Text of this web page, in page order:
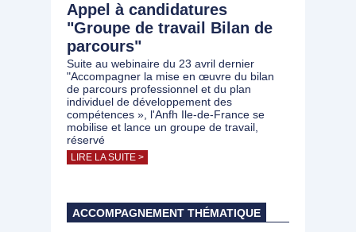
Appel à candidatures
"Groupe de travail Bilan de
parcours"
Suite au webinaire du 23 avril dernier
"Accompagner la mise en œuvre du bilan
de parcours professionnel et du plan
individuel de développement des
compétences », l'Anfh Ile-de-France se
mobilise et lance un groupe de travail,
réservé
LIRE LA SUITE >
ACCOMPAGNEMENT THÉMATIQUE